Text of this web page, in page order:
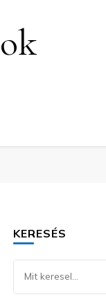
KERESÉS
Keresel
valamit?